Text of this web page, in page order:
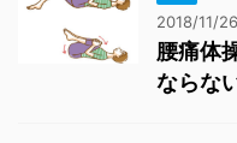
2018/11/26
腰痛体
ならな